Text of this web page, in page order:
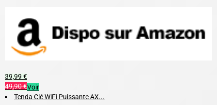
39,99 €
49,90 €Voir
Tenda Clé WiFi Puissante AX...